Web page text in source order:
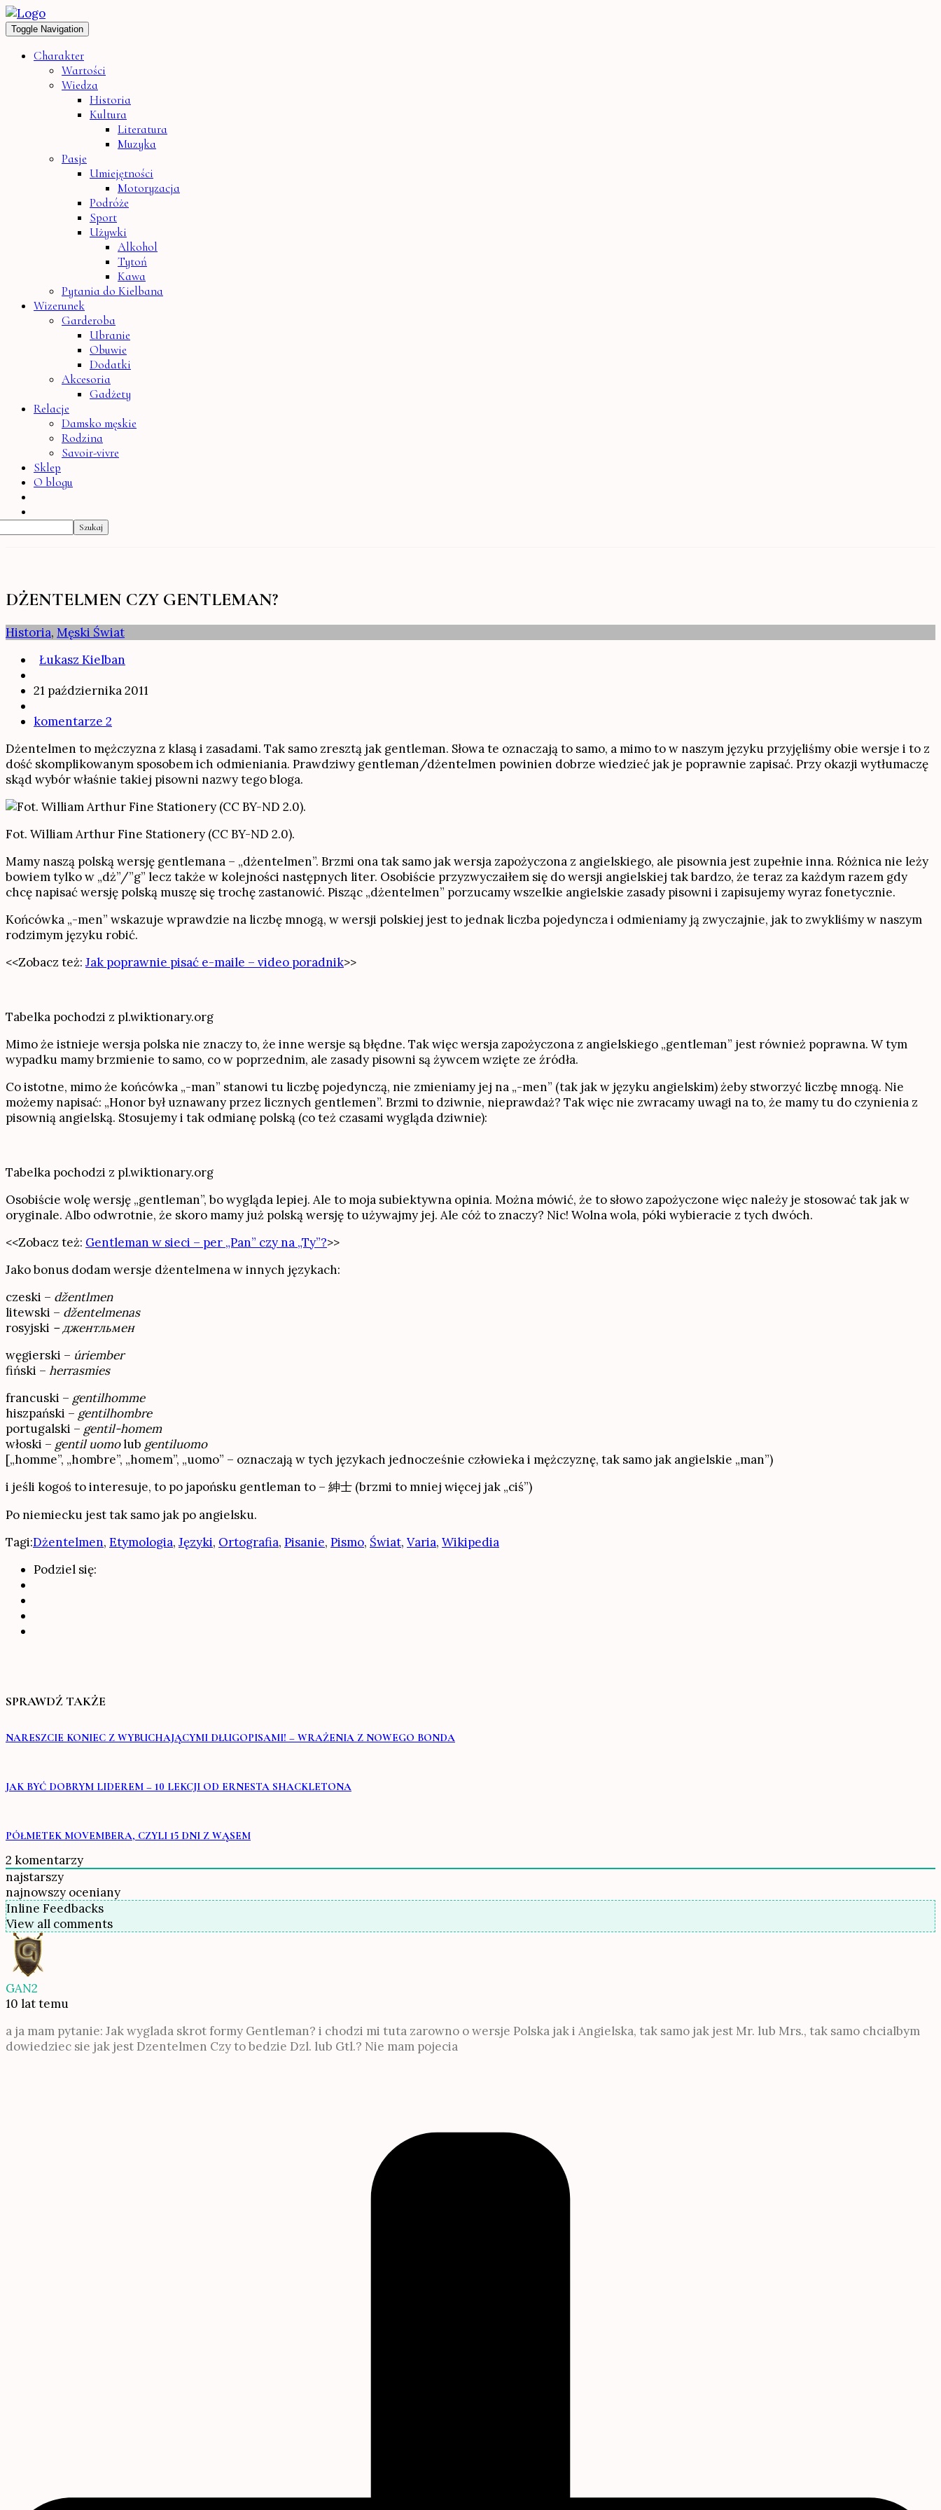
Toggle Navigation
Charakter
Wartości
Wiedza
Historia
Kultura
Literatura
Muzyka
Pasje
Umiejętności
Motoryzacja
Podróże
Sport
Używki
Alkohol
Tytoń
Kawa
Pytania do Kielbana
Wizerunek
Garderoba
Ubranie
Obuwie
Dodatki
Akcesoria
Gadżety
Relacje
Damsko męskie
Rodzina
Savoir-vivre
Sklep
O blogu
DŻENTELMEN CZY GENTLEMAN?
Historia, Męski Świat
Łukasz Kielban
21 października 2011
komentarze 2
Dżentelmen to mężczyzna z klasą i zasadami. Tak samo zresztą jak gentleman. Słowa te oznaczają to samo, a mimo to w naszym języku przyjęliśmy obie wersje i to z
dość skomplikowanym sposobem ich odmieniania. Prawdziwy gentleman/dżentelmen powinien dobrze wiedzieć jak je poprawnie zapisać. Przy okazji wytłumaczę
skąd wybór właśnie takiej pisowni nazwy tego bloga.
Fot. William Arthur Fine Stationery (CC BY-ND 2.0).
Mamy naszą polską wersję gentlemana – „dżentelmen”. Brzmi ona tak samo jak wersja zapożyczona z angielskiego, ale pisownia jest zupełnie inna. Różnica nie leży
bowiem tylko w „dż”/”g” lecz także w kolejności następnych liter. Osobiście przyzwyczaiłem się do wersji angielskiej tak bardzo, że teraz za każdym razem gdy
chcę napisać wersję polską muszę się trochę zastanowić. Pisząc „dżentelmen” porzucamy wszelkie angielskie zasady pisowni i zapisujemy wyraz fonetycznie.
Końcówka „-men” wskazuje wprawdzie na liczbę mnogą, w wersji polskiej jest to jednak liczba pojedyncza i odmieniamy ją zwyczajnie, jak to zwykliśmy w naszym
rodzimym języku robić.
<<Zobacz też: Jak poprawnie pisać e-maile – video poradnik>>
Tabelka pochodzi z pl.wiktionary.org
Mimo że istnieje wersja polska nie znaczy to, że inne wersje są błędne. Tak więc wersja zapożyczona z angielskiego „gentleman” jest również poprawna. W tym
wypadku mamy brzmienie to samo, co w poprzednim, ale zasady pisowni są żywcem wzięte ze źródła.
Co istotne, mimo że końcówka „-man” stanowi tu liczbę pojedynczą, nie zmieniamy jej na „-men” (tak jak w języku angielskim) żeby stworzyć liczbę mnogą. Nie
możemy napisać: „Honor był uznawany przez licznych gentlemen”. Brzmi to dziwnie, nieprawdaż? Tak więc nie zwracamy uwagi na to, że mamy tu do czynienia z
pisownią angielską. Stosujemy i tak odmianę polską (co też czasami wygląda dziwnie):
Tabelka pochodzi z pl.wiktionary.org
Osobiście wolę wersję „gentleman”, bo wygląda lepiej. Ale to moja subiektywna opinia. Można mówić, że to słowo zapożyczone więc należy je stosować tak jak w
oryginale. Albo odwrotnie, że skoro mamy już polską wersję to używajmy jej. Ale cóż to znaczy? Nic! Wolna wola, póki wybieracie z tych dwóch.
<<Zobacz też: Gentleman w sieci – per „Pan” czy na „Ty”?>>
Jako bonus dodam wersje dżentelmena w innych językach:
czeski – džentlmen
litewski – džentelmenas
rosyjski – джентльмен
węgierski – úriember
fiński – herrasmies
francuski – gentilhomme
hiszpański – gentilhombre
portugalski – gentil-homem
włoski – gentil uomolub gentiluomo
[„homme”, „hombre”, „homem”, „uomo” – oznaczają w tych językach jednocześnie człowieka i mężczyznę, tak samo jak angielskie „man”)
i jeśli kogoś to interesuje, to po japońsku gentleman to – 紳士 (brzmi to mniej więcej jak „ciś”)
Po niemiecku jest tak samo jak po angielsku.
Tagi:Dżentelmen, Etymologia, Języki, Ortografia, Pisanie, Pismo, Świat, Varia, Wikipedia
Podziel się:
SPRAWDŹ TAKŻE
NARESZCIE KONIEC Z WYBUCHAJĄCYMI DŁUGOPISAMI! – WRAŻENIA Z NOWEGO BONDA
JAK BYĆ DOBRYM LIDEREM – 10 LEKCJI OD ERNESTA SHACKLETONA
PÓŁMETEK MOVEMBERA, CZYLI 15 DNI Z WĄSEM
2 komentarzy
najstarszy
najnowszy oceniany
Inline Feedbacks
View all comments
GAN2
10 lat temu
a ja mam pytanie: Jak wyglada skrot formy Gentleman? i chodzi mi tuta zarowno o wersje Polska jak i Angielska, tak samo jak jest Mr. lub Mrs., tak samo chcialbym
dowiedziec sie jak jest Dzentelmen Czy to bedzie Dzl. lub Gtl.? Nie mam pojecia